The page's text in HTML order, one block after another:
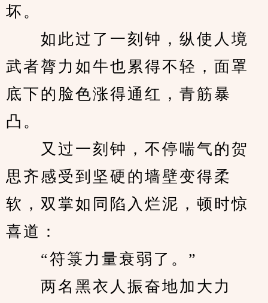
坏。
如此过了一刻钟，纵使人境
武者膂力如牛也累得不轻，面罩
底下的脸色涨得通红，青筋暴
凸。
又过一刻钟，不停喘气的贺
思齐感受到坚硬的墙壁变得柔
软，双掌如同陷入烂泥，顿时惊
喜道：
“符箓力量衰弱了。”
两名黑衣人振奋地加大力